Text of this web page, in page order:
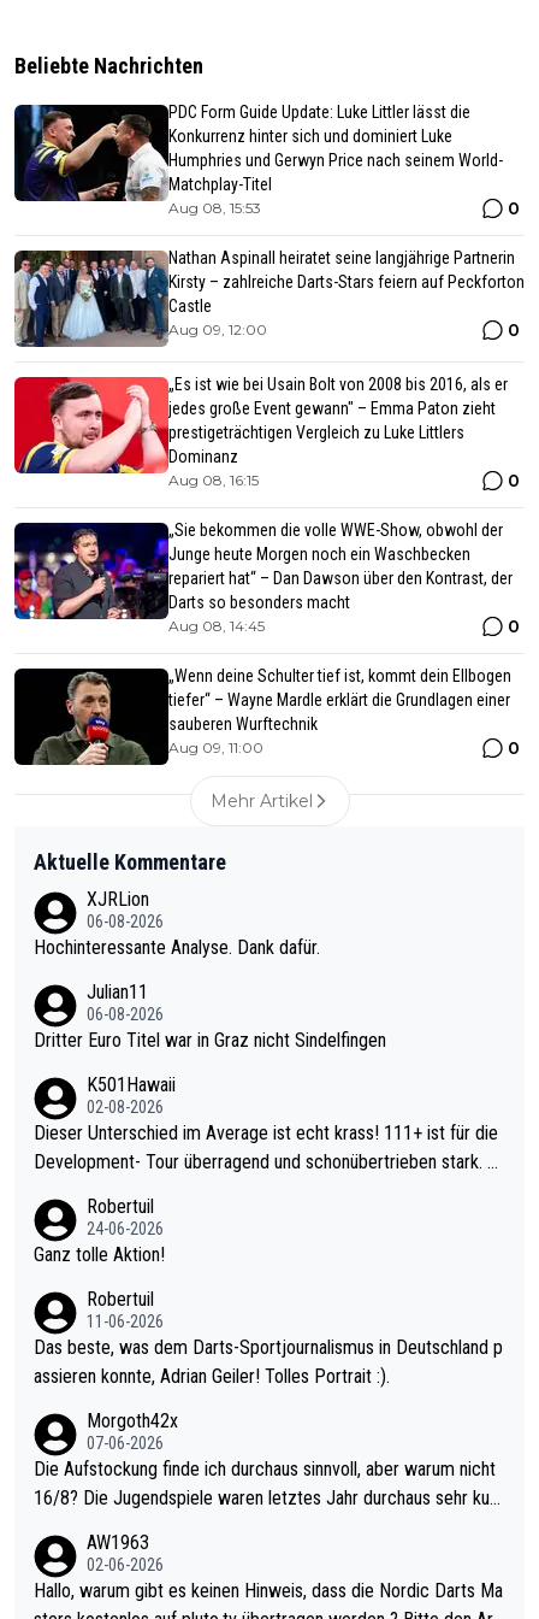
Beliebte Nachrichten
PDC Form Guide Update: Luke Littler lässt die
Konkurrenz hinter sich und dominiert Luke
Humphries und Gerwyn Price nach seinem World-
Matchplay-Titel
Aug 08, 15:53 0
Nathan Aspinall heiratet seine langjährige Partnerin
Kirsty – zahlreiche Darts-Stars feiern auf Peckforton
Castle
Aug 09, 12:00 0
„Es ist wie bei Usain Bolt von 2008 bis 2016, als er
jedes große Event gewann" – Emma Paton zieht
prestigeträchtigen Vergleich zu Luke Littlers
Dominanz
Aug 08, 16:15 0
„Sie bekommen die volle WWE-Show, obwohl der
Junge heute Morgen noch ein Waschbecken
repariert hat“ – Dan Dawson über den Kontrast, der
Darts so besonders macht
Aug 08, 14:45 0
„Wenn deine Schulter tief ist, kommt dein Ellbogen
tiefer“ – Wayne Mardle erklärt die Grundlagen einer
sauberen Wurftechnik
Aug 09, 11:00 0
Mehr Artikel
Aktuelle Kommentare
XJRLion
06-08-2026
Hochinteressante Analyse. Dank dafür.
Julian11
06-08-2026
Dritter Euro Titel war in Graz nicht Sindelfingen
K501Hawaii
02-08-2026
Dieser Unterschied im Average ist echt krass! 111+ ist für die
Development- Tour überragend und schonübertrieben stark. U
mal 40+ erst recht. Da gewinnst keinen Blumentopf - ist ja noc
h krasser wie ein Pokalspiel eines Kreisligisten vs einem Bund
Robertuil
24-06-2026
Ganz tolle Aktion!
Robertuil
11-06-2026
Das beste, was dem Darts-Sportjournalismus in Deutschland p
assieren konnte, Adrian Geiler! Tolles Portrait :).
Morgoth42x
07-06-2026
Die Aufstockung finde ich durchaus sinnvoll, aber warum nicht
16/8? Die Jugendspiele waren letztes Jahr durchaus sehr kurz
Allerdings ist Mitchell Lawrie als Nummer 1 der Welt eh qualifi
ziert. Somit ändert die automatische Qualifikation des Weltmei
sters erstmal nichts. Ich denke sie wollen damit für nächstes J
AW1963
02-06-2026
Hallo, warum gibt es keinen Hinweis, dass die Nordic Darts Ma